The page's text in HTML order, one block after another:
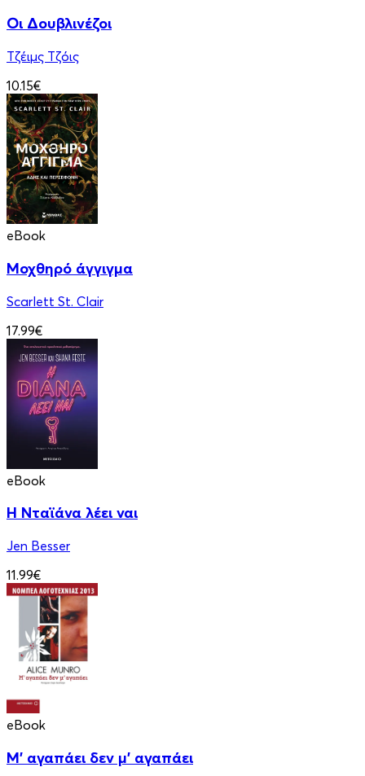
Οι Δουβλινέζοι
Τζέιμς Τζόις
10.15€
eBook
Μοχθηρό άγγιγμα
Scarlett St. Clair
17.99€
eBook
Η Νταϊάνα λέει ναι
Jen Besser
11.99€
eBook
Μ' αγαπάει δεν μ' αγαπάει